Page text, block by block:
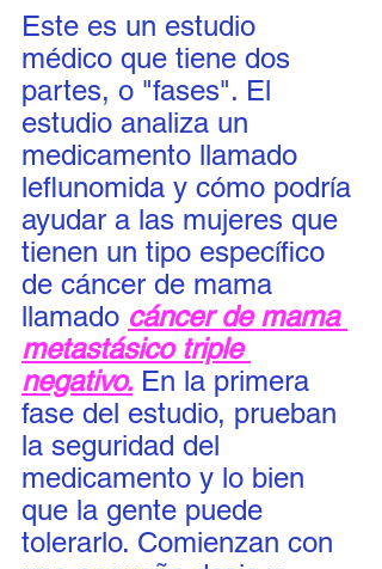
Este es un estudio
médico que tiene dos
partes, o "fases". El
estudio analiza un
medicamento llamado
leflunomida y cómo podría
ayudar a las mujeres que
tienen un tipo específico
de cáncer de mama
llamado cáncer de mama
metastásico triple
negativo. En la primera
fase del estudio, prueban
la seguridad del
medicamento y lo bien
que la gente puede
tolerarlo. Comienzan con